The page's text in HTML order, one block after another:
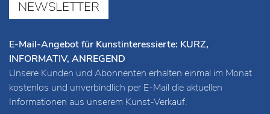
NEWSLETTER
E-Mail-Angebot für Kunstinteressierte: KURZ,
INFORMATIV, ANREGEND
Unsere Kunden und Abonnenten erhalten einmal im Monat
kostenlos und unverbindlich per E-Mail die aktuellen
Informationen aus unserem Kunst-Verkauf.